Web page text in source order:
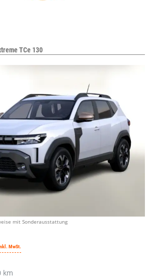
TCe 130
mit Sonderausstattung
MwSt.
km